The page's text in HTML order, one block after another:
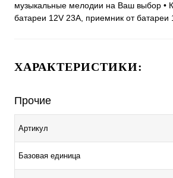
музыкальные мелодии на Ваш выбор •
батареи 12V 23A, приемник от батареи
ХАРАКТЕРИСТИКИ:
Прочие
Артикул
Базовая единица